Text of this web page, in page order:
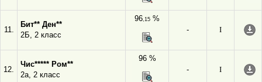
11.
Бит** Ден**
2Б, 2 класс
96,15 %
-
I
12.
Чис***** Ром**
2а, 2 класс
96 %
-
I